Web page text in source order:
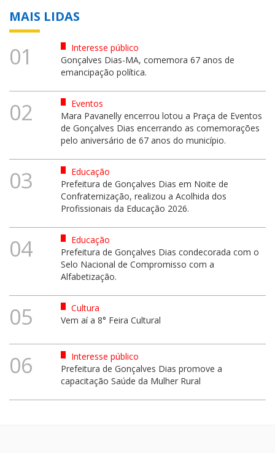
MAIS LIDAS
01
Interesse público
Gonçalves Dias-MA, comemora 67 anos de
emancipação política.
02
Eventos
Mara Pavanelly encerrou lotou a Praça de Eventos
de Gonçalves Dias encerrando as comemorações
pelo aniversário de 67 anos do município.
03
Educação
Prefeitura de Gonçalves Dias em Noite de
Confraternização, realizou a Acolhida dos
Profissionais da Educação 2026.
04
Educação
Prefeitura de Gonçalves Dias condecorada com o
Selo Nacional de Compromisso com a
Alfabetização.
05
Cultura
Vem aí a 8° Feira Cultural
06
Interesse público
Prefeitura de Gonçalves Dias promove a
capacitação Saúde da Mulher Rural